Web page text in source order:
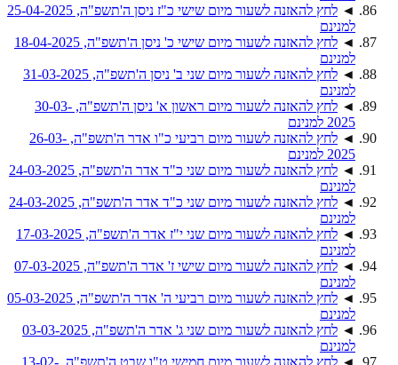
◄
לחץ להאזנה לשעור מיום שישי כ"ז ניסן ה'תשפ"ה, 25-04-2025
למנינם
◄
לחץ להאזנה לשעור מיום שישי כ' ניסן ה'תשפ"ה, 18-04-2025
למנינם
◄
לחץ להאזנה לשעור מיום שני ב' ניסן ה'תשפ"ה, 31-03-2025
למנינם
◄
לחץ להאזנה לשעור מיום ראשון א' ניסן ה'תשפ"ה, 30-03-
2025 למנינם
◄
לחץ להאזנה לשעור מיום רביעי כ"ו אדר ה'תשפ"ה, 26-03-
2025 למנינם
◄
לחץ להאזנה לשעור מיום שני כ"ד אדר ה'תשפ"ה, 24-03-2025
למנינם
◄
לחץ להאזנה לשעור מיום שני כ"ד אדר ה'תשפ"ה, 24-03-2025
למנינם
◄
לחץ להאזנה לשעור מיום שני י"ז אדר ה'תשפ"ה, 17-03-2025
למנינם
◄
לחץ להאזנה לשעור מיום שישי ז' אדר ה'תשפ"ה, 07-03-2025
למנינם
◄
לחץ להאזנה לשעור מיום רביעי ה' אדר ה'תשפ"ה, 05-03-2025
למנינם
◄
לחץ להאזנה לשעור מיום שני ג' אדר ה'תשפ"ה, 03-03-2025
למנינם
◄
לחץ להאזנה לשעור מיום חמישי ט"ו שבט ה'תשפ"ה, 13-02-